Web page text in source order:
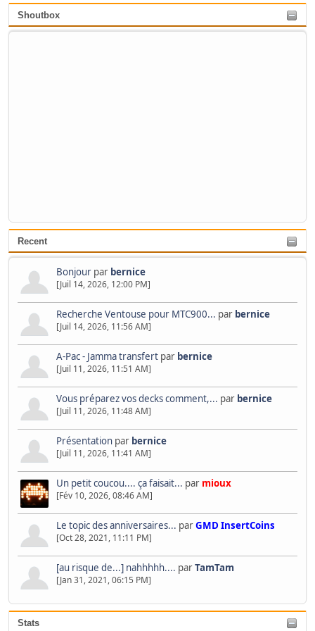
Shoutbox
Recent
Bonjour par bernice
[Juil 14, 2026, 12:00 PM]
Recherche Ventouse pour MTC900... par bernice
[Juil 14, 2026, 11:56 AM]
A-Pac - Jamma transfert par bernice
[Juil 11, 2026, 11:51 AM]
Vous préparez vos decks comment,... par bernice
[Juil 11, 2026, 11:48 AM]
Présentation par bernice
[Juil 11, 2026, 11:41 AM]
Un petit coucou.... ça faisait... par mioux
[Fév 10, 2026, 08:46 AM]
Le topic des anniversaires... parGMD InsertCoins
[Oct 28, 2021, 11:11 PM]
[au risque de...] nahhhhh.... parTamTam
[Jan 31, 2021, 06:15 PM]
Stats